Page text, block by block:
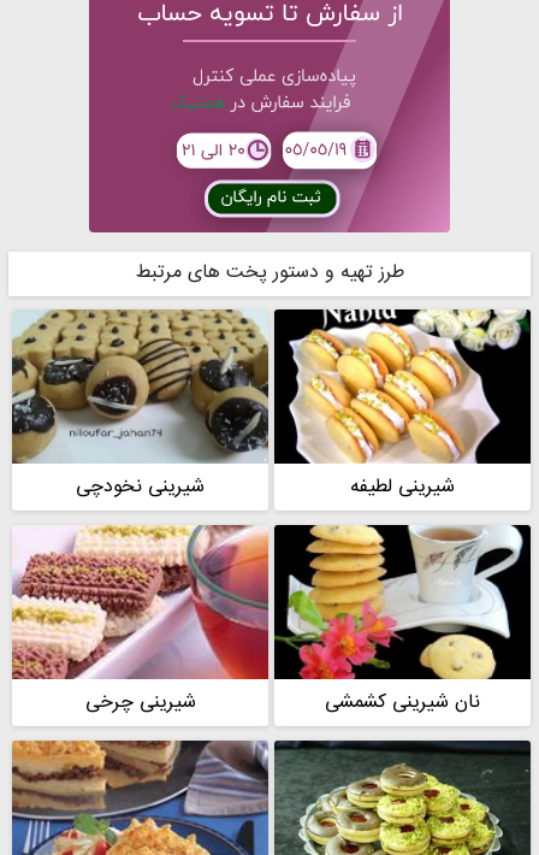
طرز تهیه و دستور پخت های مرتبط
شیرینی لطیفه شیرینی نخودچی
نان شیرینی کشمشی شیرینی چرخی